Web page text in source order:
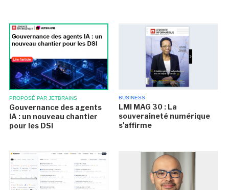
PROPOSÉ PAR JETBRAINS
Gouvernance des agents
IA : un nouveau chantier
pour les DSI
BUSINESS
LMI MAG 30 : La
souveraineté numérique
s'affirme